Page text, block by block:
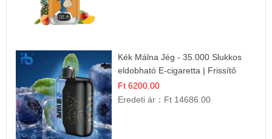
Kék Málna Jég - 35.000 Slukkos
eldobható E-cigaretta | Frissítő
Ízélmény
Ft 6200.00
Eredeti ár： Ft 14686.00